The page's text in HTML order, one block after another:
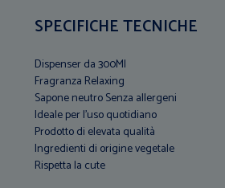
SPECIFICHE TECNICHE
Dispenser da 300Ml
Fragranza Relaxing
Sapone neutro Senza allergeni
Ideale per l'uso quotidiano
Prodotto di elevata qualità
Ingredienti di origine vegetale
Rispetta la cute